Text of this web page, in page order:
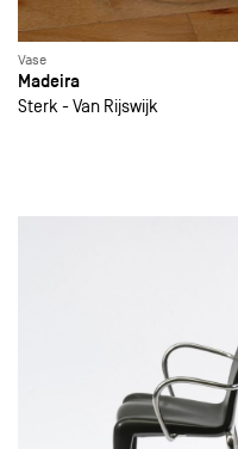
Vase
Madeira
Sterk - Van Rijswijk